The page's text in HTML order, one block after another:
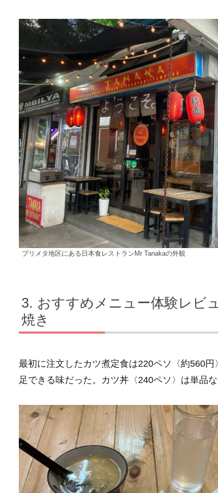
プリメタ地区にある日本食レストランMr Tanakaの外観
おすすめメニュー体験レビ
焼き
最初に注文したカツ煮定食は220ペソ〈約560
足できる味だった。カツ丼〈240ペソ〉は単品